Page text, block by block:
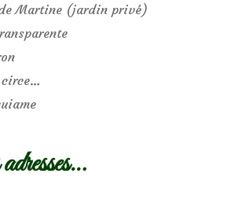
Martine (jardin privé)
circe…